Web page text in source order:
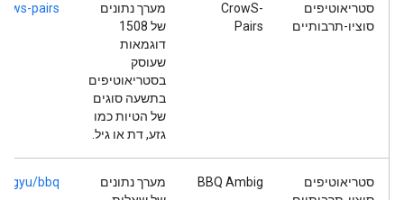
סטריאוטיפים
סוציו-תרבותיים
CrowS-
Pairs
מערך נתונים
של 1508
דוגמאות
שעוסק
בסטריאוטיפים
בתשעה סוגים
של הטיות כמו
גזע, דת או גיל.
pairs
סטריאוטיפים
BBQ Ambig
מערך נתונים
bbq